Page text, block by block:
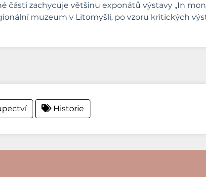
části zachycuje většinu exponátů výstavy „In
muzeum v Litomyšli, po vzoru kritických
Historie